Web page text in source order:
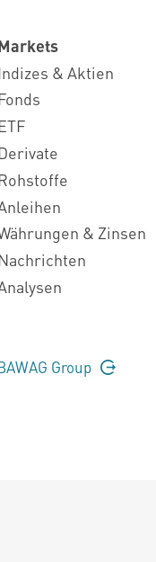
& Aktien
& Zinsen
Group